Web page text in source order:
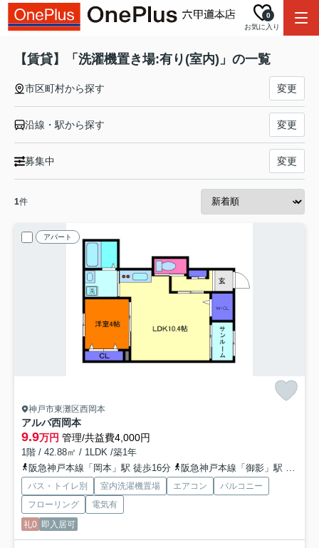
お気に入り
0
【賃貸】「洗濯機置き場:有り(室内)」の一覧
市区町村から探す 変更
沿線・駅から探す 変更
募集中 変更
1件
アパート
神戸市東灘区西岡本
アルバ西岡本
9.9万円 管理/共益費4,000円
1階 / 42.88㎡ / 1LDK /築1年
阪急神戸本線「岡本」駅 徒歩16分
阪急神戸本線「御影」駅 徒歩19分
バス・トイレ別 室内洗濯機置場 エアコン
バルコニー
フローリング
電気有
礼0 即入居可